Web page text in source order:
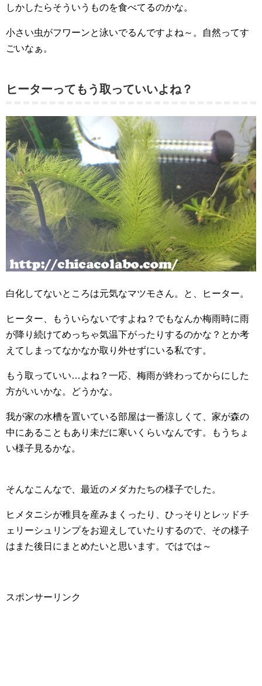
しかしたらそういうものを食べてるのかな。
小さい虫がフワーンと泳いでるんですよね～。自然ってす
ごいなぁ。
ヒーターってもう取っていいよね？
白化してないところは元気なマツモさん。と、ヒーター。
ヒーター、もういらないですよね？でもなんか梅雨時に雨
が降り続けてめっちゃ気温下がったりするのかな？とか考
えてしまってなかなか取り外せずにいる私です。
もう取っていい…よね？一応、梅雨が終わってからにした
方がいいかな。どうかな。
我が家の水槽を置いている部屋は一番涼しくて、家が森の
中にあることもあり未だに寒いくらいなんです。もうちょ
い様子見るかな。
そんなこんなで、最近のメダカたちの様子でした。
ヒメタニシが稚貝を産みまくったり、ひっそりとレッドチ
ェリーシュリンプをお迎えしていたりするので、その様子
はまた後日にまとめたいと思います。ではでは～
スポンサーリンク